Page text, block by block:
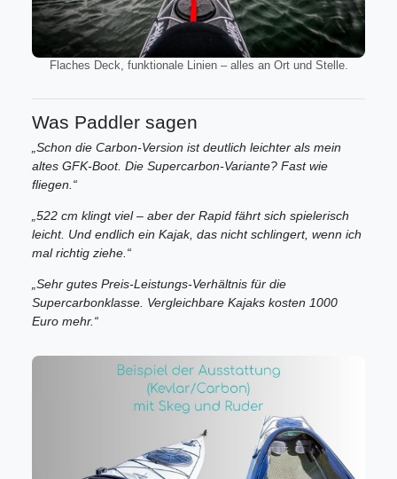
Flaches Deck, funktionale Linien – alles an Ort und Stelle.
Was Paddler sagen
„Schon die Carbon-Version ist deutlich leichter als mein
altes GFK-Boot. Die Supercarbon-Variante? Fast wie
fliegen.“
„522 cm klingt viel – aber der Rapid fährt sich spielerisch
leicht. Und endlich ein Kajak, das nicht schlingert, wenn ich
mal richtig ziehe.“
„Sehr gutes Preis-Leistungs-Verhältnis für die
Supercarbonklasse. Vergleichbare Kajaks kosten 1000
Euro mehr.“